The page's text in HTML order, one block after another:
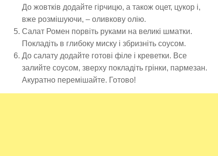
До жовтків додайте гірчицю, а також оцет, цукор і,
вже розмішуючи, – оливкову олію.
Салат Ромен порвіть руками на великі шматки.
Покладіть в глибоку миску і збризніть соусом.
До салату додайте готові філе і креветки. Все
залийте соусом, зверху покладіть грінки, пармезан.
Акуратно перемішайте. Готово!